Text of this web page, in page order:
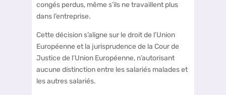
congés perdus, même s’ils ne travaillent plus
dans l’entreprise.
Cette décision s’aligne sur le droit de l’Union
Européenne et la jurisprudence de la Cour de
Justice de l’Union Européenne, n’autorisant
aucune distinction entre les salariés malades et
les autres salariés.